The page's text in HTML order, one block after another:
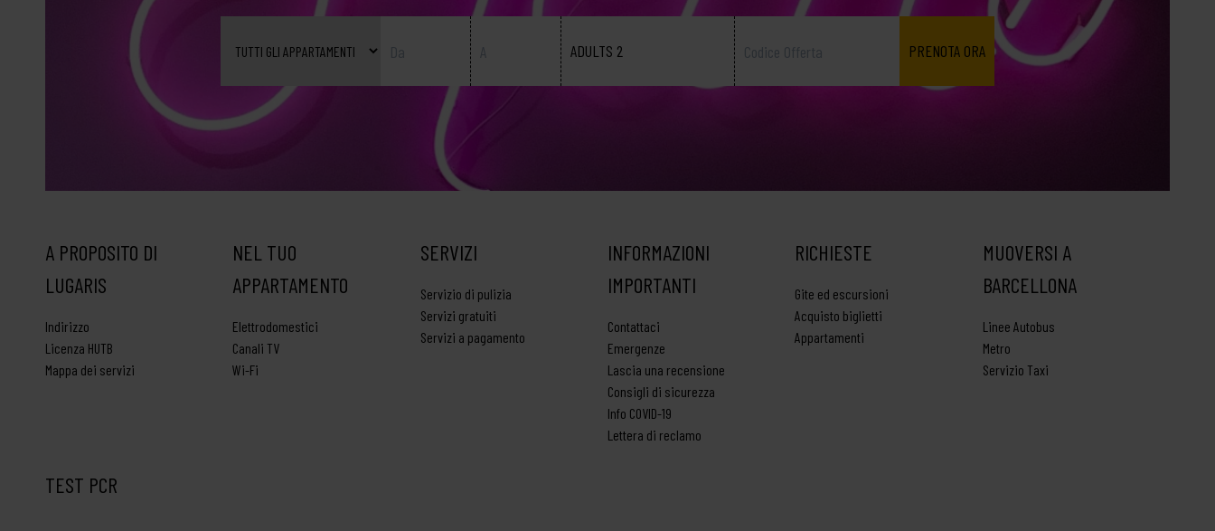
ADULTS 2
A PROPOSITO DI
LUGARIS
Indirizzo
Licenza HUTB
Mappa dei servizi
NEL TUO
APPARTAMENTO
Elettrodomestici
Canali TV
Wi-Fi
SERVIZI
Servizio di pulizia
Servizi gratuiti
Servizi a pagamento
INFORMAZIONI
IMPORTANTI
Contattaci
Emergenze
Lascia una recensione
Consigli di sicurezza
Info COVID-19
Lettera di reclamo
RICHIESTE
Gite ed escursioni
Acquisto biglietti
Appartamenti
MUOVERSI A
BARCELLONA
Linee Autobus
Metro
Servizio Taxi
TEST PCR